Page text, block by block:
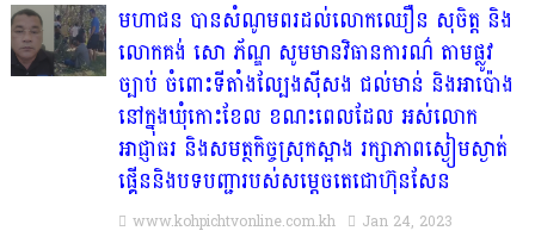
មហាជន បានសំណូមពរដល់លោកឈឿន សុចិត្ត និង
លោកគង់ សោ ភ័ណ្ឌ សូមមានវិធានការណ៌ តាមផ្លូវ
ច្បាប់ ចំពោះទីតាំងល្បែងស៊ីសង ជល់មាន់ និងអាប៉ោង
នៅក្នុងឃុំកោះខែល ខណះពេលដែល អស់លោក
អាជ្ញាធរ និងសមត្ថកិច្ចស្រុកស្អាង រក្សាភាពស្ងៀមស្ងាត់
ផ្គើននិងបទបញ្ជារបស់សម្តេចតេជោហ៊ុនសែន
www.kohpichtvonline.com.kh Jan 24, 2023